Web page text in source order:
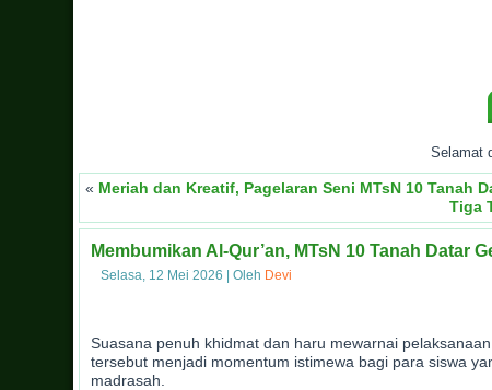
Selamat
« Meriah dan Kreatif, Pagelaran Seni MTsN 10 Tanah
Tiga
Membumikan Al-Qur’an, MTsN 10 Tanah Datar
Selasa, 12 Mei 2026 Oleh Devi
Suasana penuh khidmat dan haru mewarnai
tersebut menjadi momentum istimewa bagi para siswa
madrasah.